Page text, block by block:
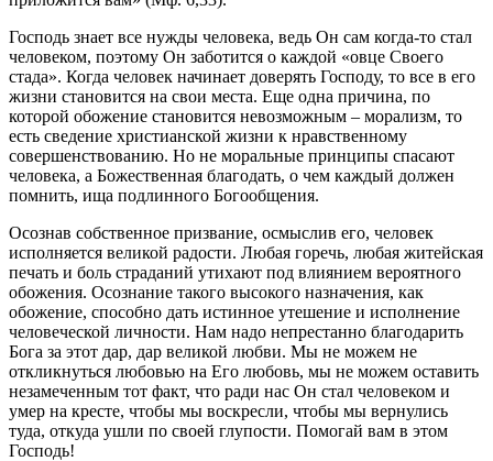
Господь знает все нужды человека, ведь Он сам когда-то стал
человеком, поэтому Он заботится о каждой «овце Своего
стада». Когда человек начинает доверять Господу, то все в его
жизни становится на свои места. Еще одна причина, по
которой обожение становится невозможным – морализм, то
есть сведение христианской жизни к нравственному
совершенствованию. Но не моральные принципы спасают
человека, а Божественная благодать, о чем каждый должен
помнить, ища подлинного Богообщения.
Осознав собственное призвание, осмыслив его, человек
исполняется великой радости. Любая горечь, любая житейская
печать и боль страданий утихают под влиянием вероятного
обожения. Осознание такого высокого назначения, как
обожение, способно дать истинное утешение и исполнение
человеческой личности. Нам надо непрестанно благодарить
Бога за этот дар, дар великой любви. Мы не можем не
откликнуться любовью на Его любовь, мы не можем оставить
незамеченным тот факт, что ради нас Он стал человеком и
умер на кресте, чтобы мы воскресли, чтобы мы вернулись
туда, откуда ушли по своей глупости. Помогай вам в этом
Господь!